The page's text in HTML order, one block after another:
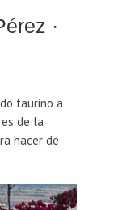
·
taurino a
de la
hacer de